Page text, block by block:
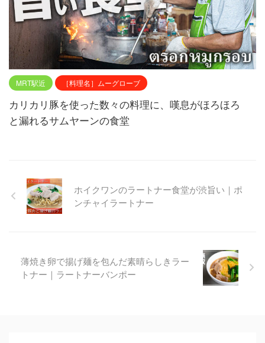
MRT駅近 ［料理名］ムーグローブ
カリカリ豚を使った数々の料理に、嘆息がほろほろ
と漏れるサムヤーンの食堂
ホイクワンのラートナー食堂が渋旨い｜ポ
ンチャイラートナー
薄焼き卵で揚げ麺を包んだ素晴らしきラー
トナー｜ラートナーバンポー